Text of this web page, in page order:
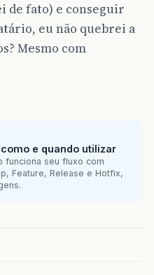
de fato) e conseguir
eu não quebrei a
Mesmo com
e quando utilizar
funciona seu fluxo com
Feature, Release e Hotfix,